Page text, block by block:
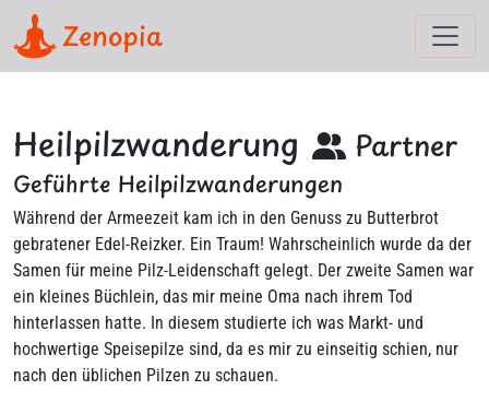
Zenopia
Heilpilzwanderung Partner
Geführte Heilpilzwanderungen
Während der Armeezeit kam ich in den Genuss zu Butterbrot
gebratener Edel-Reizker. Ein Traum! Wahrscheinlich wurde da der
Samen für meine Pilz-Leidenschaft gelegt. Der zweite Samen war
ein kleines Büchlein, das mir meine Oma nach ihrem Tod
hinterlassen hatte. In diesem studierte ich was Markt- und
hochwertige Speisepilze sind, da es mir zu einseitig schien, nur
nach den üblichen Pilzen zu schauen.